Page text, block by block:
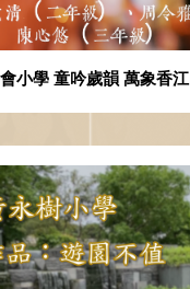
小學 童吟歲韻 萬象香江